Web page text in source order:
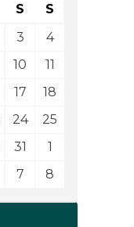
S
S
3
4
10
11
17
18
24
25
31
1
7 8